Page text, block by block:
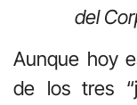
del
Aunque hoy
de los tres